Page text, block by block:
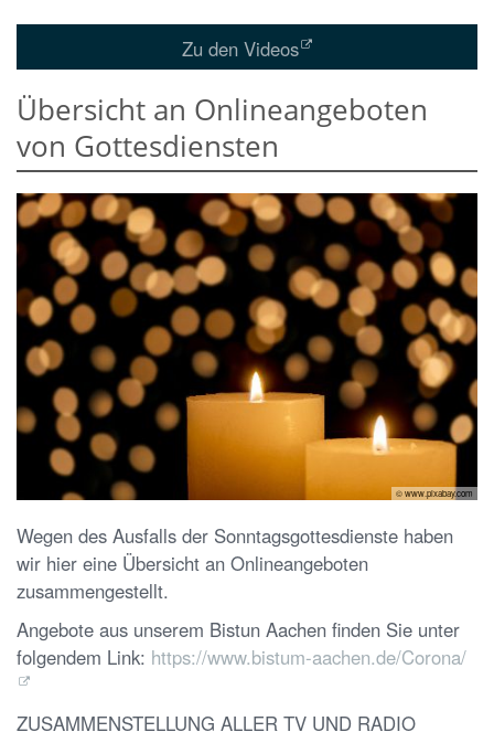
Zu den Videos
Übersicht an Onlineangeboten
von Gottesdiensten
© www.pixabay.com
Wegen des Ausfalls der Sonntagsgottesdienste haben
wir hier eine Übersicht an Onlineangeboten
zusammengestellt.
Angebote aus unserem Bistun Aachen finden Sie unter
folgendem Link: https://www.bistum-aachen.de/Corona/
ZUSAMMENSTELLUNG ALLER TV UND RADIO